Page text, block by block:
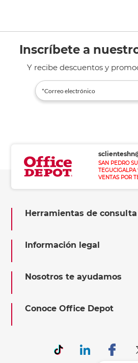
Inscríbete a
Y recibe descuentos y
SAN PEDRO
VENTAS POR
Herramientas de consulta
Información legal
Nosotros te ayudamos
Conoce Office Depot